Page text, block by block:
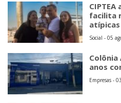
facilita
atípicas
Social - 05
anos
Empresas -